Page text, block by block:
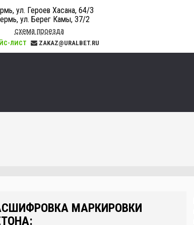
ул. Героев Хасана, 64/3
ул. Берег Камы, 37/2
схема проезда
ЛИСТ ZAKAZ@URALBET.RU
МАРКИРОВКИ